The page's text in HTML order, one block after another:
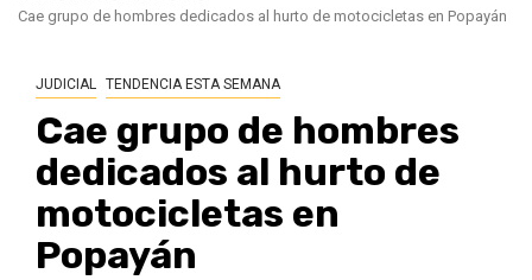
Cae grupo de hombres dedicados al hurto de motocicletas en Popayán
JUDICIAL TENDENCIA ESTA SEMANA
Cae grupo de hombres
dedicados al hurto de
motocicletas en
Popayán